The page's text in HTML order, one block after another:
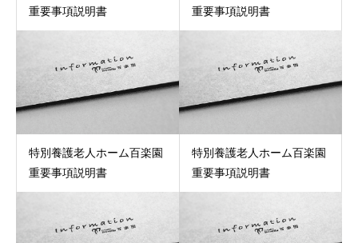
重要事項説明書
重要事項説明書
特別養護老人ホーム百楽園
重要事項説明書
特別養護老人ホーム百楽園
重要事項説明書